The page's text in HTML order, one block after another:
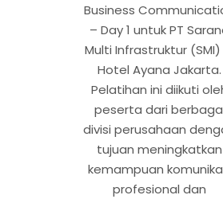
Business
– Day 1 untuk PT
Multi Infrastruktur
Hotel Ayana Jakarta.
Pelatihan ini diikuti
peserta dari
divisi perusahaan
tujuan meningkatkan
kemampuan
profesional dan